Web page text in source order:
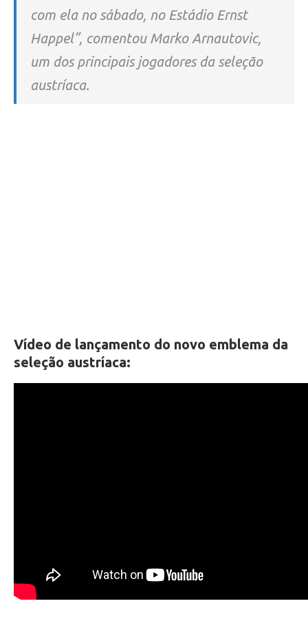
com ela no sábado, no Estádio Ernst
Happel”, comentou Marko Arnautovic,
um dos principais jogadores da seleção
austríaca.
Vídeo de lançamento do novo emblema da
seleção austríaca: